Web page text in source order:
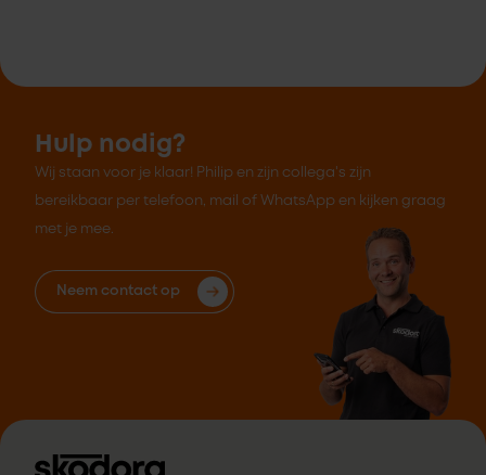
Hulp nodig?
Wij staan voor je klaar! Philip en zijn collega's zijn
bereikbaar per telefoon, mail of WhatsApp en kijken graag
met je mee.
Neem contact op